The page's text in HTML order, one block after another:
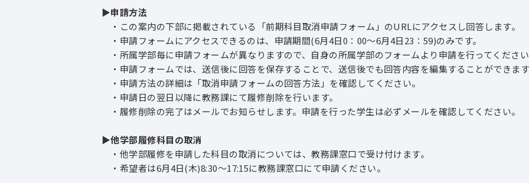
▶申請方法
・この案内の下部に掲載されている「前期科目取消申請フォーム」のURLにアクセスし回答します。
・申請フォームにアクセスできるのは、申請期間(6月4日0：00～6月4日23：59)のみです。
・所属学部毎に申請フォームが異なりますので、自身の所属学部のフォームより申請を行ってくださ
・申請フォームでは、送信後に回答を保存することで、送信後でも回答内容を編集することができま
・申請方法の詳細は「取消申請フォームの回答方法」を確認してください。
・申請日の翌日以降に教務課にて履修削除を行います。
・履修削除の完了はメールでお知らせします。申請を行った学生は必ずメールを確認してください。
▶他学部履修科目の取消
・他学部履修を申請した科目の取消については、教務課窓口で受け付けます。
・希望者は6月4日(木)8:30～17:15に教務課窓口にて申請ください。